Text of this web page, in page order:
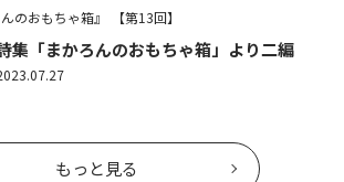
のおもちゃ箱』 【第13回】
集「まかろんのおもちゃ箱」より二編
もっと見る